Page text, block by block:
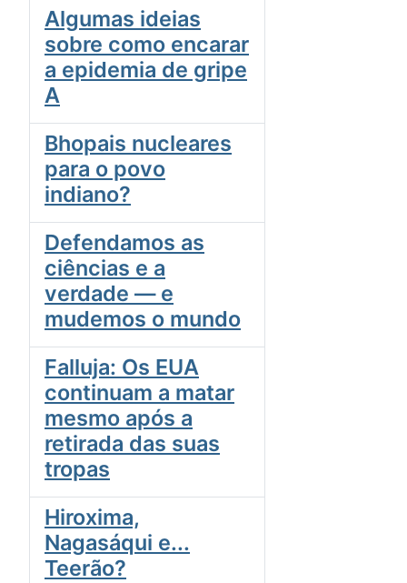
Algumas ideias
sobre como encarar
a epidemia de gripe
A
Bhopais nucleares
para o povo
indiano?
Defendamos as
ciências e a
verdade — e
mudemos o mundo
Falluja: Os EUA
continuam a matar
mesmo após a
retirada das suas
tropas
Hiroxima,
Nagasáqui e...
Teerão?